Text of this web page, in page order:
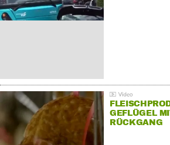
GEFLÜGEL
ÜCKGANG